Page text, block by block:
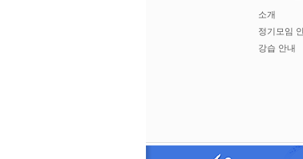
소개
정기모임
강습 안내